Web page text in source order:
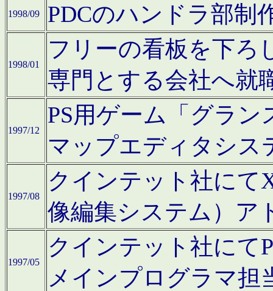
1998/09 PDCのハンドラ部制
1998/01
フリーの看板を下ろ
専門とする会社へ就
1997/12
PS用ゲーム「グラン
マップエディタシス
1997/08
クインテット社にて
像編集システム）ア
1997/05
クインテット社にて
メインプログラマ担